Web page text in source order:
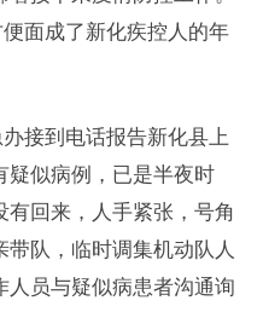
面成了新化疾控人的年
接到电话报告新化县上
疑似病例，已是半夜时
回来，人手紧张，号角
队，临时调集机动队人
人员与疑似病患者沟通询